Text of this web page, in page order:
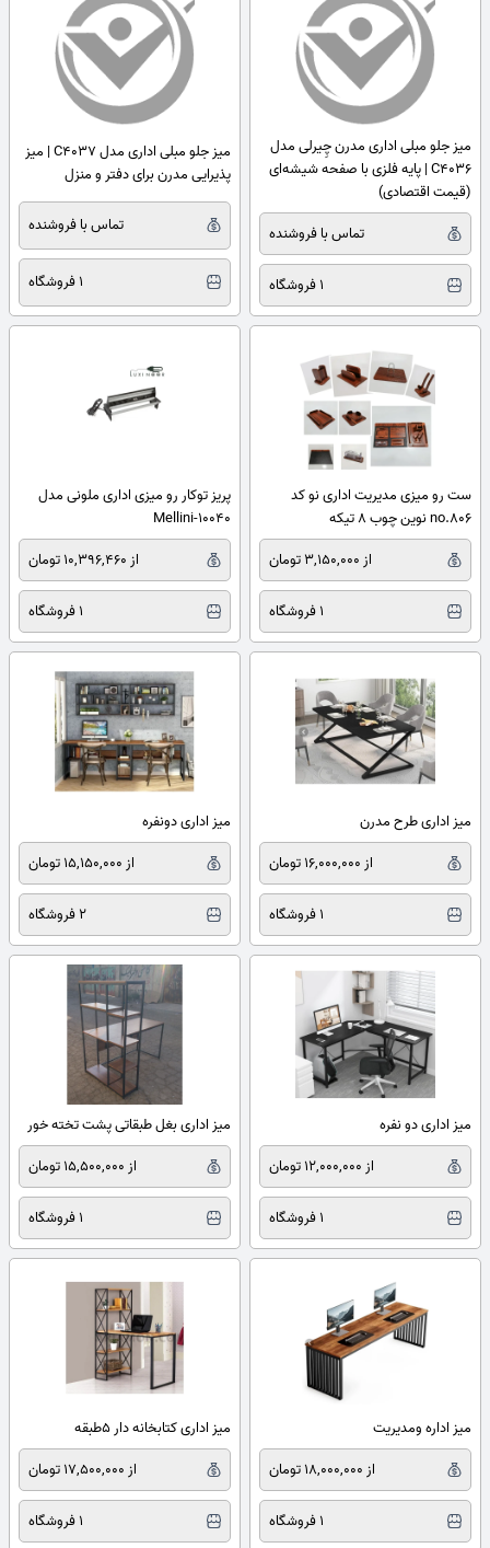
میز جلو مبلی اداری مدرن چِیرلی مدل
C4036 | پایه فلزی با صفحه شیشه‌ای
(قیمت اقتصادی)
تماس با فروشنده
1 فروشگاه
میز جلو مبلی اداری مدل C4037 | میز
پذیرایی مدرن برای دفتر و منزل
تماس با فروشنده
1 فروشگاه
ست رو میزی مدیریت اداری نو کد
no.806 نوین چوب 8 تیکه
از 3,150,000 تومان
1 فروشگاه
پریز توکار رو میزی اداری ملونی مدل
Mellini-10040
از 10,396,460 تومان
1 فروشگاه
میز اداری طرح مدرن
از 16,000,000 تومان
1 فروشگاه
میز اداری دونفره
از 15,150,000 تومان
2 فروشگاه
میز اداری دو نفره
از 12,000,000 تومان
1 فروشگاه
میز اداری بغل طبقاتی پشت تخته خور
از 15,500,000 تومان
1 فروشگاه
میز اداره ومدیریت
از 18,000,000 تومان
1 فروشگاه
میز اداری کتابخانه دار ۵طبقه
از 17,500,000 تومان
1 فروشگاه